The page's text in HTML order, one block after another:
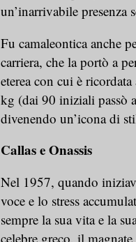
un’inarrivabile presenza
Fu camaleontica anche
carriera, che la portò a
eterea con cui è
kg (dai 90 iniziali passò
divenendo un’icona di
Callas e Onassis
Nel 1957, quando
voce e lo stress
sempre la sua vita e la
celebre greco, il